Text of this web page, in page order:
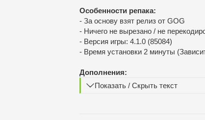
Особенности репака:
- За основу взят релиз от GOG
- Ничего не вырезано / не
- Версия игры: 4.1.0 (85084)
- Время установки 2 минуты
Дополнения:
Показать / Скрыть текст